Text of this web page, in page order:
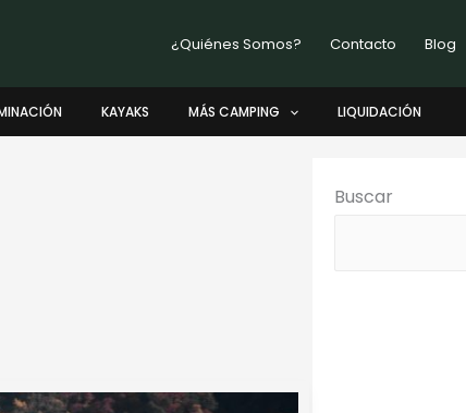
¿Quiénes Somos? Contacto Blog
KAYAKS MÁS CAMPING LIQUIDACIÓN
Buscar